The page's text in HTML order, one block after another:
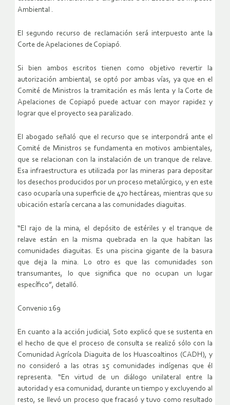
Ambiental .
El segundo recurso de reclamación será interpuesto ante la
Corte de Apelaciones de Copiapó.
Si bien ambos escritos tienen como objetivo revertir la
autorización ambiental, se optó por ambas vías, ya que en el
Comité de Ministros la tramitación es más lenta y la Corte de
Apelaciones de Copiapó puede actuar con mayor rapidez y
lograr que el proyecto sea paralizado.
El abogado señaló que el recurso que se interpondrá ante el
Comité de Ministros se fundamenta en motivos ambientales,
que se relacionan con la instalación de un tranque de relave.
Esa infraestructura es utilizada por las mineras para depositar
los desechos producidos por un proceso metalúrgico, y en este
caso ocuparía una superficie de 470 hectáreas, mientras que su
ubicación estaría cercana a las comunidades diaguitas.
“El rajo de la mina, el depósito de estériles y el tranque de
relave están en la misma quebrada en la que habitan las
comunidades diaguitas. Es una piscina gigante de la basura
que deja la mina. Lo otro es que las comunidades son
transumantes, lo que significa que no ocupan un lugar
específico”, detalló.
Convenio 169
En cuanto a la acción judicial, Soto explicó que se sustenta en
el hecho de que el proceso de consulta se realizó sólo con la
Comunidad Agrícola Diaguita de los Huascoaltinos (CADH), y
no consideró a las otras 15 comunidades indígenas que él
representa. “En virtud de un diálogo unilateral entre la
autoridad y esa comunidad, durante un tiempo y excluyendo al
resto, se llevó un proceso que fracasó y tuvo como resultado